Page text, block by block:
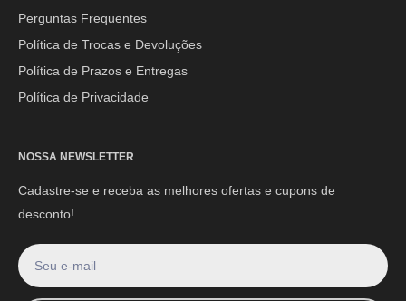
WhatsApp:
(44) 9 8856-3798
Perguntas Frequentes
Política de Trocas e Devoluções
Política de Prazos e Entregas
Política de Privacidade
NOSSA NEWSLETTER
Cadastre-se e receba as melhores ofertas e cupons de
desconto!
Seu e-mail